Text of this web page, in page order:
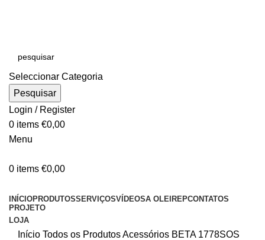
Seleccionar Categoria
Pesquisar
Login / Register
0 items €0,00
Menu
0 items €0,00
INÍCIOPRODUTOSSERVIÇOSVÍDEOSA OLEIREPCONTATOS
PROJETO
LOJA
Início Todos os ProdutosAcessórios BETA 1778SOS